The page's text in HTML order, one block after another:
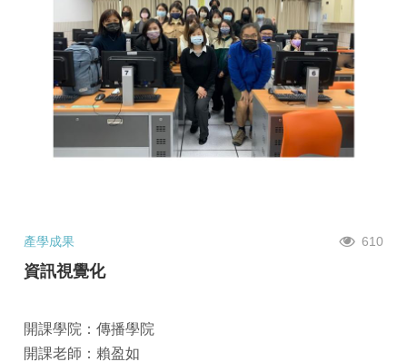
產學成果 610
資訊視覺化
開課學院：傳播學院
開課老師：賴盈如